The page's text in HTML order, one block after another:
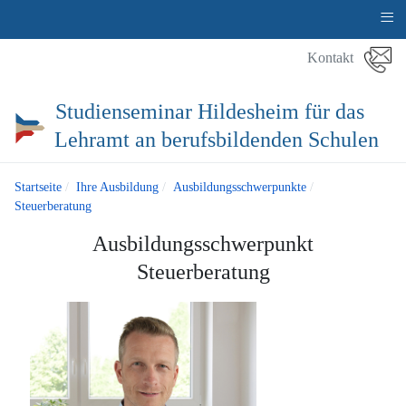
Kontakt
Studienseminar Hildesheim für das
Lehramt an berufsbildenden Schulen
Startseite Ihre Ausbildung
Ausbildungsschwerpunkte
Steuerberatung
Ausbildungsschwerpunkt
Steuerberatung
≡